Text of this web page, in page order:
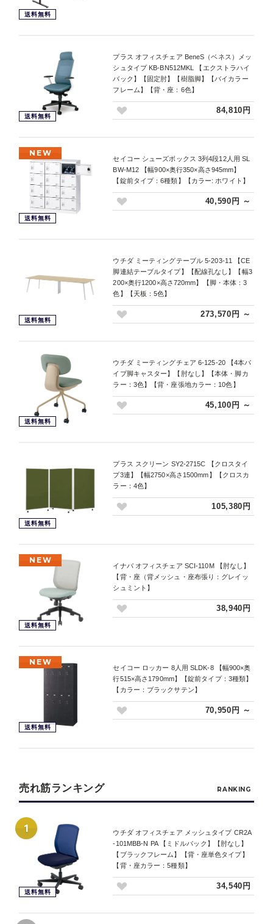
送料無料
送料無料
プラス オフィスチェア BeneS（ベネス）メッ
シュタイプ KB-BN512MKL 【エクストラハイ
バック】【固定肘】【樹脂脚】【バイカラー
フレーム】【背・座：6色】
84,810円
NEW
送料無料
セイコー シューズボックス 3列4段12人用 SL
BW-M12 【幅900×奥行350×高さ945mm】
【錠前タイプ：6種類】【カラー: ホワイト】
40,590円 ～
送料無料
ウチダ ミーティングテーブル 5-203-11 【CE
脚連結テーブルタイプ】【配線孔なし】【幅3
200×奥行1200×高さ720mm】【脚・本体：3
色】【天板：5色】
273,570円 ～
送料無料
ウチダ ミーティングチェア 6-125-20 【4本パ
イプ脚キャスター】【肘なし】【本体・脚カ
ラー：3色】【背・座張地カラー：10色】
45,100円 ～
送料無料
プラス スクリーン SY2-2715C 【クロスタイ
プ3連】【幅2750×高さ1500mm】【クロスカ
ラー：4色】
105,380円
NEW
送料無料
イナバ オフィスチェア SCI-110M 【肘なし】
【背・座（背メッシュ・座布張り：グレイッ
シュミント】
38,940円
NEW
送料無料
セイコー ロッカー 8人用 SLDK-8 【幅900×奥
行515×高さ1790mm】【錠前タイプ：3種類】
【カラー：ブラックサテン】
70,950円 ～
売れ筋ランキング RANKING
1
送料無料
ウチダ オフィスチェア メッシュタイプ CR2A
-101MBB-N PA 【ミドルバック】【肘なし】
【ブラックフレーム】【背・座単色タイプ】
【背・座カラー：5種類】
34,540円